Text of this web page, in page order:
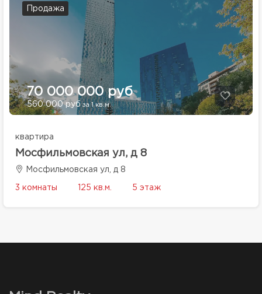
Продажа
70 000 000 руб
560 000 рубза 1 кв.м.
квартира
Мосфильмовская ул, д 8
Мосфильмовская ул, д 8
3 комнаты 125 кв.м. 5 этаж